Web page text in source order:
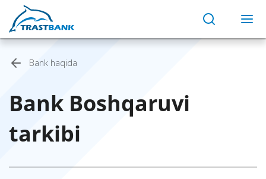
Bank haqida
Bank Boshqaruvi
tarkibi